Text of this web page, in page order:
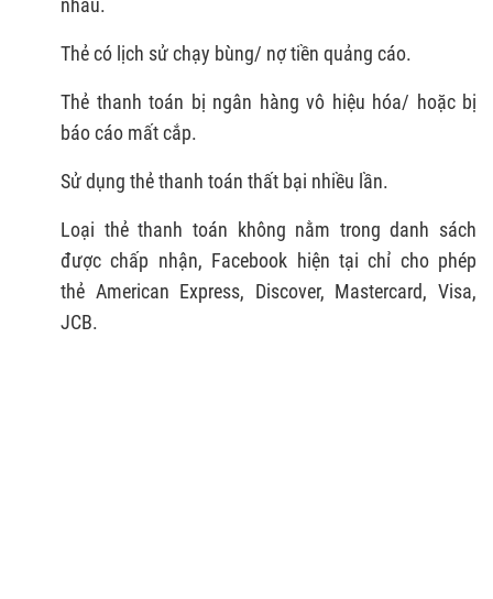
nhau.
Thẻ có lịch sử chạy bùng/ nợ tiền quảng cáo.
Thẻ thanh toán bị ngân hàng vô hiệu hóa/ hoặc bị
báo cáo mất cắp.
Sử dụng thẻ thanh toán thất bại nhiều lần.
Loại thẻ thanh toán không nằm trong danh sách
được chấp nhận, Facebook hiện tại chỉ cho phép
thẻ American Express, Discover, Mastercard, Visa,
JCB.